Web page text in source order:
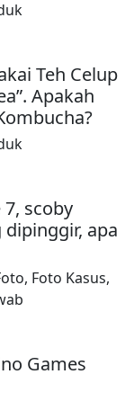
Teh Celup
Apakah
scoby
apa
, Foto Kasus,
Games